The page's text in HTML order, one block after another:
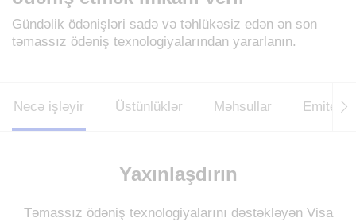
Gündəlik ödənişləri sadə və təhlükəsiz edən ən son
təmassız ödəniş texnologiyalarından yararlanın.
Necə işləyir Üstünlüklər Məhsullar
Yaxınlaşdırın
Təmassız ödəniş texnologiyalarını dəstəkləyən Visa